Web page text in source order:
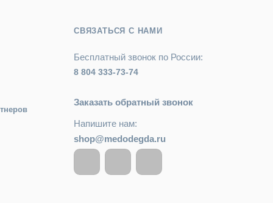
СВЯЗАТЬСЯ С НАМИ
Бесплатный звонок по России:
8 804 333-73-74
Заказать обратный звонок
Напишите нам:
shop@medodegda.ru